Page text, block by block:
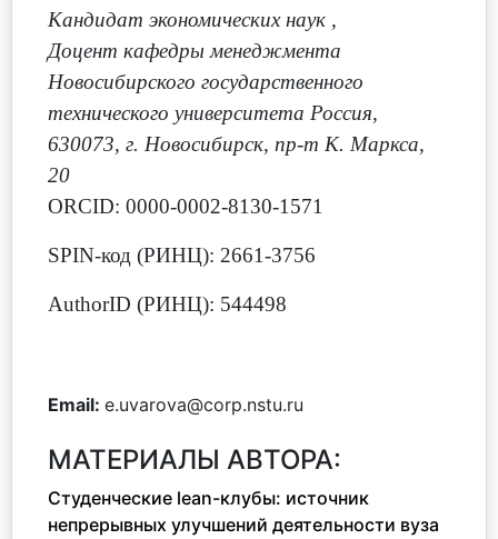
Кандидат экономических наук ,
Доцент кафедры менеджмента
Новосибирского государственного
технического университета Россия,
630073, г. Новосибирск, пр-т К. Маркса,
20
ORCID: 0000-0002-8130-1571
SPIN-код (РИНЦ): 2661-3756
AuthorID (РИНЦ): 544498
Email: e.uvarova@corp.nstu.ru
МАТЕРИАЛЫ АВТОРА:
Студенческие lean-клубы: источник
непрерывных улучшений деятельности вуза